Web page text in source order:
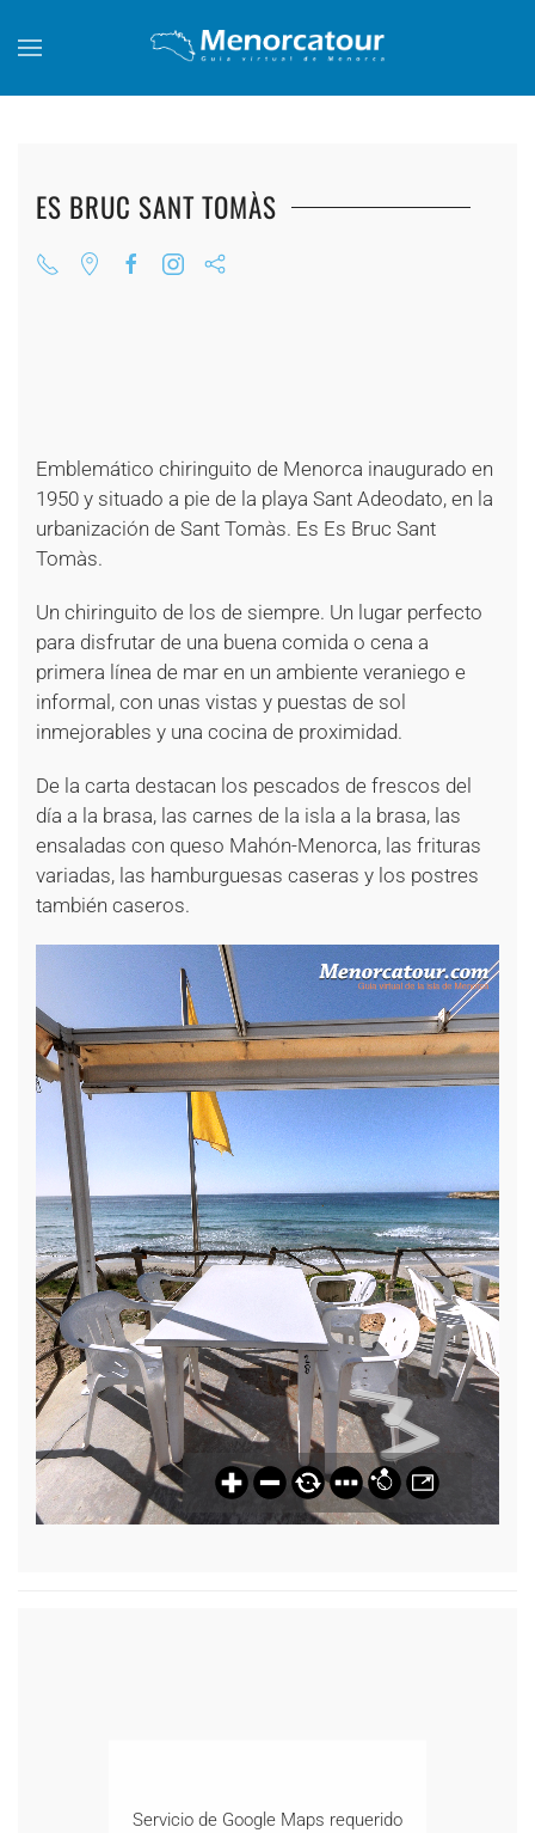
Skip to main content
ES BRUC SANT TOMÀS
Emblemático chiringuito de Menorca inaugurado en
1950 y situado a pie de la playa Sant Adeodato, en la
urbanización de Sant Tomàs. Es Es Bruc Sant
Tomàs.
Un chiringuito de los de siempre. Un lugar perfecto
para disfrutar de una buena comida o cena a
primera línea de mar en un ambiente veraniego e
informal, con unas vistas y puestas de sol
inmejorables y una cocina de proximidad.
De la carta destacan los pescados de frescos del
día a la brasa, las carnes de la isla a la brasa, las
ensaladas con queso Mahón-Menorca, las frituras
variadas, las hamburguesas caseras y los postres
también caseros.
Servicio de Google Maps requerido